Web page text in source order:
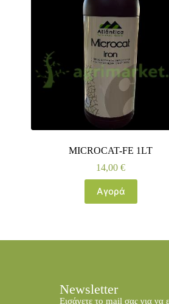
MICROCAT-FE 1LT
14,00€
Αγορά
Newsletter
Εισάγετε το mail σας για να